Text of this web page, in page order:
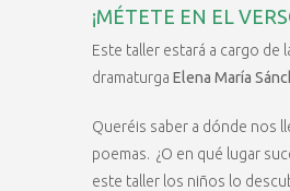
¡MÉTETE EN EL
Este taller estará a cargo de
dramaturga Elena María
Queréis saber a dónde nos
poemas. ¿O en qué lugar
este taller los niños lo